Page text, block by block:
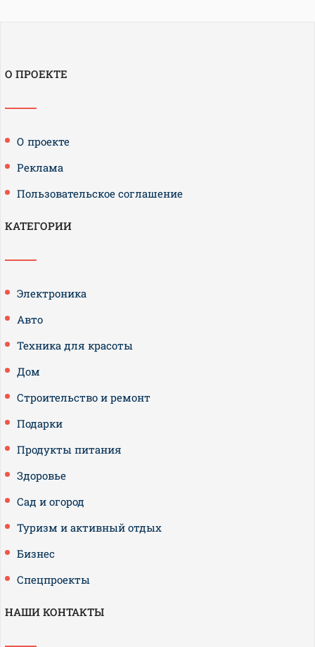
О ПРОЕКТЕ
О проекте
Реклама
Пользовательское соглашение
КАТЕГОРИИ
Электроника
Авто
Техника для красоты
Дом
Строительство и ремонт
Подарки
Продукты питания
Здоровье
Сад и огород
Туризм и активный отдых
Бизнес
Спецпроекты
НАШИ КОНТАКТЫ